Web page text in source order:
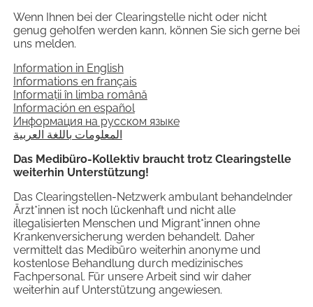
Wenn Ihnen bei der Clearingstelle nicht oder nicht
genug geholfen werden kann, können Sie sich gerne bei
uns melden.
Information in English
Informations en français
Informații în limba română
Información en español
Информация на русском языке
المعلومات باللغة العربية
Das Medibüro-Kollektiv braucht trotz Clearingstelle
weiterhin Unterstützung!
Das Clearingstellen-Netzwerk ambulant behandelnder
Ärzt*innen ist noch lückenhaft und nicht alle
illegalisierten Menschen und Migrant*innen ohne
Krankenversicherung werden behandelt. Daher
vermittelt das Medibüro weiterhin anonyme und
kostenlose Behandlung durch medizinisches
Fachpersonal. Für unsere Arbeit sind wir daher
weiterhin auf Unterstützung angewiesen.